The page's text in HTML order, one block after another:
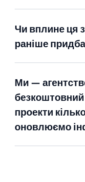
Чи вплине ця
раніше
Ми —
проекти
оновлюємо